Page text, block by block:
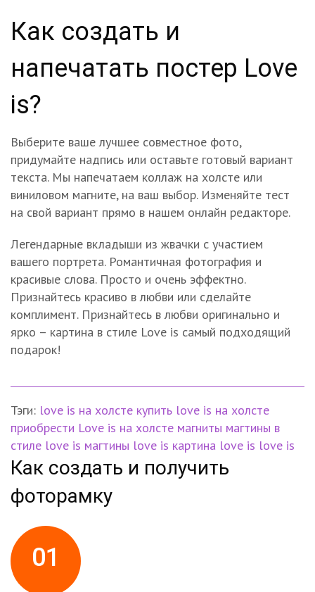
Как создать и
напечатать постер Love
is?
Выберите ваше лучшее совместное фото,
придумайте надпись или оставьте готовый вариант
текста. Мы напечатаем коллаж на холсте или
виниловом магните, на ваш выбор. Изменяйте тест
на свой вариант прямо в нашем онлайн редакторе.
Легендарные вкладыши из жвачки с участием
вашего портрета. Романтичная фотография и
красивые слова. Просто и очень эффектно.
Признайтесь красиво в любви или сделайте
комплимент. Признайтесь в любви оригинально и
ярко – картина в стиле Love is самый подходящий
подарок!
Тэги: love is на холсте купить love is на холсте
приобрести Love is на холсте магниты магтины в
стиле love is магтины love is картина love is love is
Как создать и получить
фоторамку
01